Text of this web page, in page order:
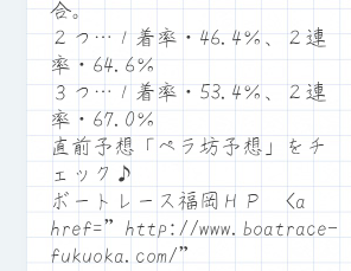
合。
２つ…１着率・46.4％、２連
率・64.6％
３つ…１着率・53.4％、２連
率・67.0％
直前予想「ペラ坊予想」をチ
ェック♪
ボートレース福岡ＨＰ <a
href=”http://www.boatrace-
fukuoka.com/”